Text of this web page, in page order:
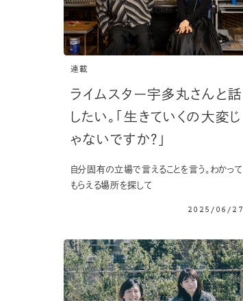
連載
ライムスター宇多丸さんと話
したい。「生きていくの大変じ
ゃないですか？」
自分固有の立場で言えることを言う。わかって
もらえる場所を探して
2025/06/27